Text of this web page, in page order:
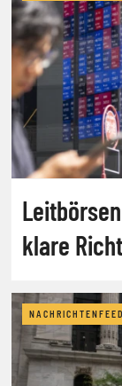
klare
NACHRICHTENFEED